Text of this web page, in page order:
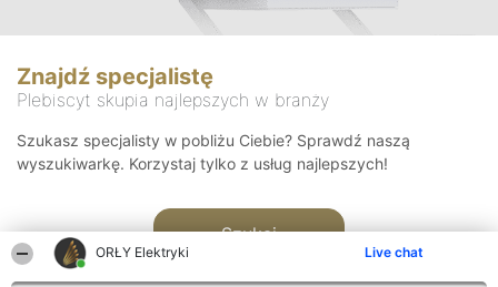
ORŁY Elektryki Live chat
Znajdź specjalistę
Plebiscyt skupia najlepszych w branży
Szukasz specjalisty w pobliżu Ciebie? Sprawdź naszą
wyszukiwarkę. Korzystaj tylko z usług najlepszych!
Szukaj